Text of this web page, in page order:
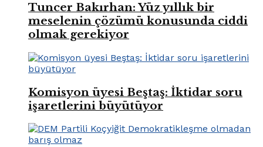
Tuncer Bakırhan: Yüz yıllık bir
meselenin çözümü konusunda ciddi
olmak gerekiyor
Komisyon üyesi Beştaş: İktidar soru
işaretlerini büyütüyor